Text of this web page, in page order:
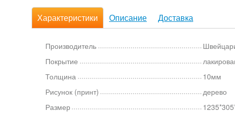
Характеристики Описание Доставка
Производитель
Покрытие
Толщина
10мм
Рисунок (принт)
дерево
Размер